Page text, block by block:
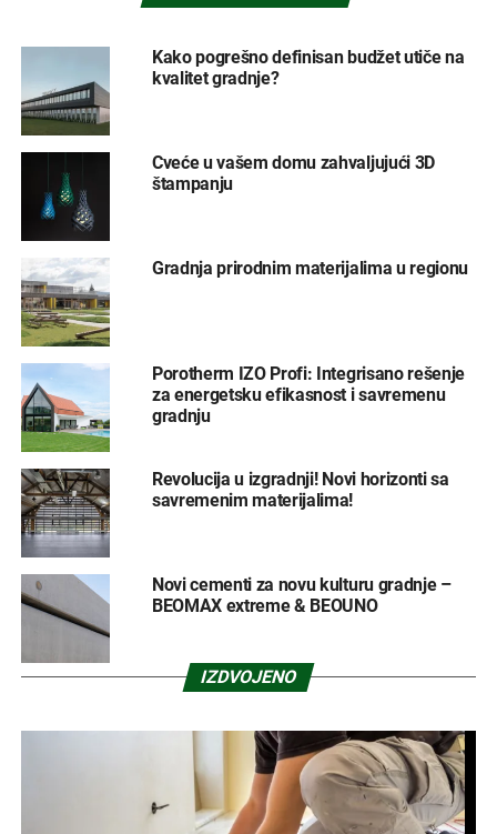
Kako pogrešno definisan budžet utiče na
kvalitet gradnje?
Cveće u vašem domu zahvaljujući 3D
štampanju
Gradnja prirodnim materijalima u regionu
Porotherm IZO Profi: Integrisano rešenje
za energetsku efikasnost i savremenu
gradnju
Revolucija u izgradnji! Novi horizonti sa
savremenim materijalima!
Novi cementi za novu kulturu gradnje –
BEOMAX extreme & BEOUNO
IZDVOJENO